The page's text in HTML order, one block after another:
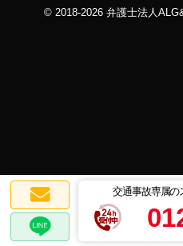
交通事故専属の
© 2018-2026 弁護士法人